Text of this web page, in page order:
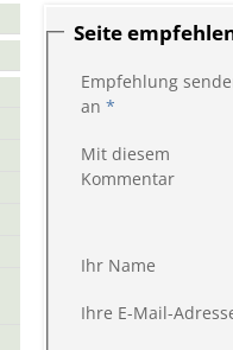
Seite
Empfehlung
an *
Mit diesem
Kommentar
Ihr Name
Ihre E-Mail-